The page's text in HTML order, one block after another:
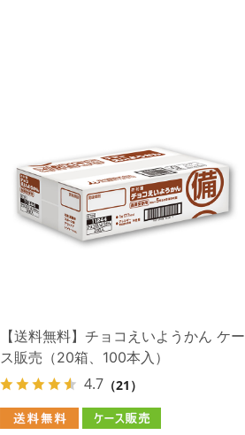
【送料無料】チョコえいようかん ケー
ス販売（20箱、100本入）
4.7 （21）